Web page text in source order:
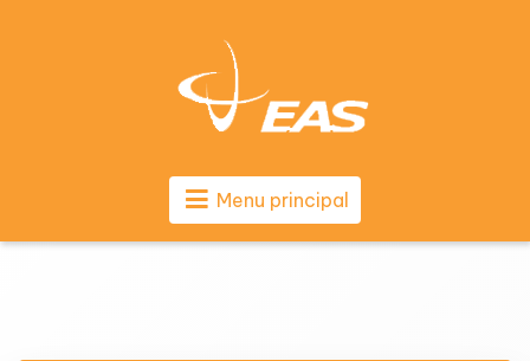
Menu principal